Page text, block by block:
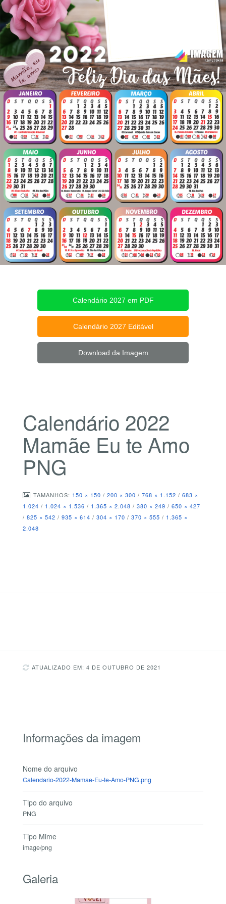
Calendário 2027 em PDF
Calendário 2027 Editável
Download da Imagem
Calendário 2022
Mamãe Eu te Amo
PNG
TAMANHOS: 150 × 150 / 200 × 300 / 768 × 1.152 / 683 ×
1.024 / 1.024 × 1.536 / 1.365 × 2.048 / 380 × 249 / 650 × 427
/ 825 × 542 / 935 × 614 / 304 × 170 / 370 × 555 / 1.365 ×
2.048
ATUALIZADO EM: 4 DE OUTUBRO DE 2021
Informações da imagem
Nome do arquivo
Calendario-2022-Mamae-Eu-te-Amo-PNG.png
Tipo do arquivo
PNG
Tipo Mime
image/png
Galeria